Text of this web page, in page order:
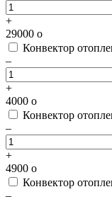
+
29000 o
Конвектор
–
+
4000 o
Конвектор
–
+
4900 o
Конвектор
–